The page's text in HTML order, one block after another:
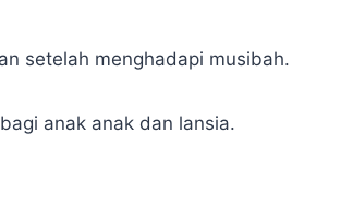
setelah menghadapi musibah.
anak anak dan lansia.